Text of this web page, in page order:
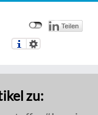
zu: